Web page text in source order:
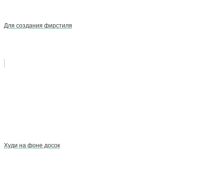
Для создания фирстиля
Худи на фоне досок